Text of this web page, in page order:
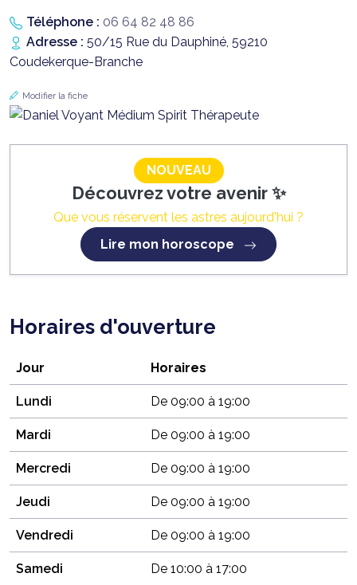
Téléphone : 06 64 82 48 86
Adresse : 50/15 Rue du Dauphiné, 59210
Coudekerque-Branche
Modifier la fiche
NOUVEAU
Découvrez votre avenir ✨
Que vous réservent les astres aujourd'hui ?
Lire mon horoscope
Horaires d'ouverture
Jour Horaires
Lundi De 09:00 à 19:00
Mardi De 09:00 à 19:00
Mercredi De 09:00 à 19:00
Jeudi De 09:00 à 19:00
Vendredi De 09:00 à 19:00
Samedi De 10:00 à 17:00